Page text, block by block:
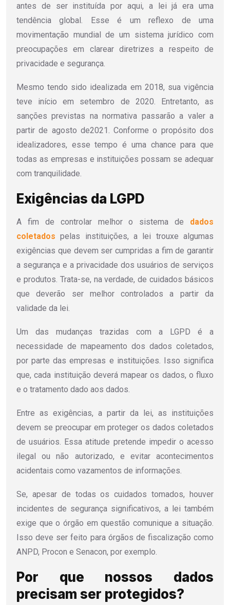
antes de ser instituída por aqui, a lei já era uma
tendência global. Esse é um reflexo de uma
movimentação mundial de um sistema jurídico com
preocupações em clarear diretrizes a respeito de
privacidade e segurança.
Mesmo tendo sido idealizada em 2018, sua vigência
teve início em setembro de 2020. Entretanto, as
sanções previstas na normativa passarão a valer a
partir de agosto de2021. Conforme o propósito dos
idealizadores, esse tempo é uma chance para que
todas as empresas e instituições possam se adequar
com tranquilidade.
Exigências da LGPD
A fim de controlar melhor o sistema de dados
coletados pelas instituições, a lei trouxe algumas
exigências que devem ser cumpridas a fim de garantir
a segurança e a privacidade dos usuários de serviços
e produtos. Trata-se, na verdade, de cuidados básicos
que deverão ser melhor controlados a partir da
validade da lei.
Um das mudanças trazidas com a LGPD é a
necessidade de mapeamento dos dados coletados,
por parte das empresas e instituições. Isso significa
que, cada instituição deverá mapear os dados, o fluxo
e o tratamento dado aos dados.
Entre as exigências, a partir da lei, as instituições
devem se preocupar em proteger os dados coletados
de usuários. Essa atitude pretende impedir o acesso
ilegal ou não autorizado, e evitar acontecimentos
acidentais como vazamentos de informações.
Se, apesar de todas os cuidados tomados, houver
incidentes de segurança significativos, a lei também
exige que o órgão em questão comunique a situação.
Isso deve ser feito para órgãos de fiscalização como
ANPD, Procon e Senacon, por exemplo.
Por que nossos dados
precisam ser protegidos?